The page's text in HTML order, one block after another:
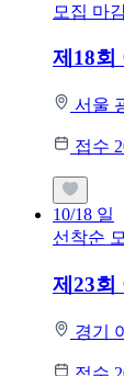
모집 마
제18회
서울
접수
10/18 일
선착순
제23회
경기